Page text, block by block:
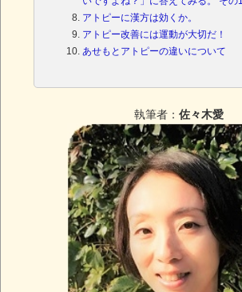
アトピーに漢方は効くか。
アトピー改善には運動が大切だ！
あせもとアトピーの違いについて
執筆者： 佐々木愛